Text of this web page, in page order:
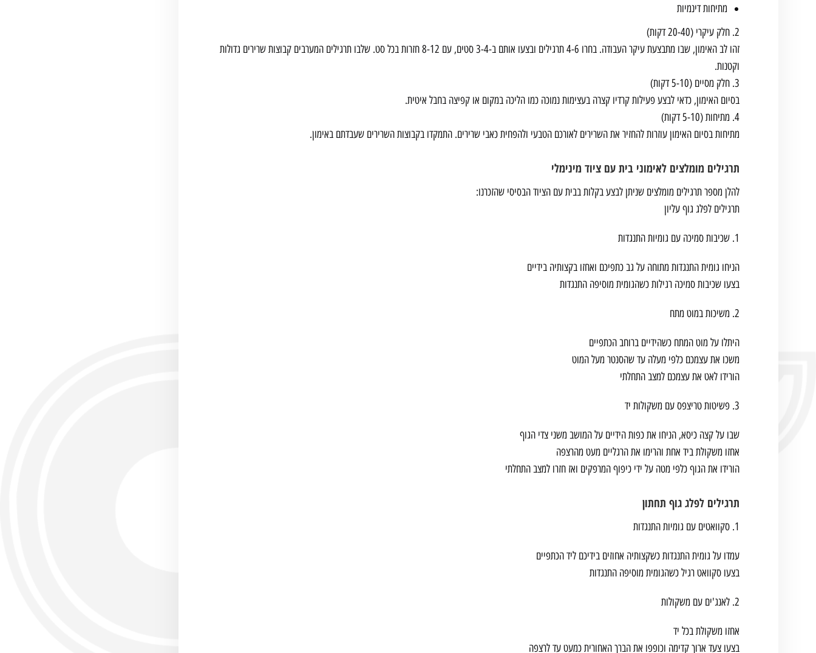
מתיחות דינמיות
2. חלק עיקרי (20-40 דקות)
זהו לב האימון, שבו מתבצעת עיקר העבודה. בחרו 4-6 תרגילים ובצעו אותם ב-3-4 סטים, עם 8-12 חזרות בכל סט. שלבו תרגילים המערבים קבוצות שרירים גדולות
וקטנות.
3. חלק מסיים (5-10 דקות)
בסיום האימון, כדאי לבצע פעילות קרדיו קצרה בעצימות נמוכה כמו הליכה במקום או קפיצה בחבל איטית.
4. מתיחות (5-10 דקות)
מתיחות בסיום האימון עוזרות להחזיר את השרירים לאורכם הטבעי ולהפחית כאבי שרירים. התמקדו בקבוצות השרירים שעבדתם באימון.
תרגילים מומלצים לאימוני בית עם ציוד מינימלי
להלן מספר תרגילים מומלצים שניתן לבצע בקלות בבית עם הציוד הבסיסי שהזכרנו:
תרגילים לפלג גוף עליון
1. שכיבות סמיכה עם גומיות התנגדות
הניחו גומית התנגדות מתוחה על גב כתפיכם ואחזו בקצותיה בידיים
בצעו שכיבות סמיכה רגילות כשהגומית מוסיפה התנגדות
2. משיכות במוט מתח
היתלו על מוט המתח כשהידיים ברוחב הכתפיים
משכו את עצמכם כלפי מעלה עד שהסנטר מעל המוט
הורידו לאט את עצמכם למצב התחלתי
3. פשיטות טריצפס עם משקולות יד
שבו על קצה כיסא, הניחו את כפות הידיים על המושב משני צדי הגוף
אחזו משקולת ביד אחת והרימו את הרגליים מעט מהרצפה
הורידו את הגוף כלפי מטה על ידי כיפוף המרפקים ואז חזרו למצב התחלתי
תרגילים לפלג גוף תחתון
1. סקוואטים עם גומיות התנגדות
עמדו על גומית התנגדות כשקצותיה אחוזים בידיכם ליד הכתפיים
בצעו סקוואט רגיל כשהגומית מוסיפה התנגדות
2. לאנג'ים עם משקולות
אחזו משקולת בכל יד
בצעו צעד ארוך קדימה וכופפו את הברך האחורית כמעט עד לרצפה